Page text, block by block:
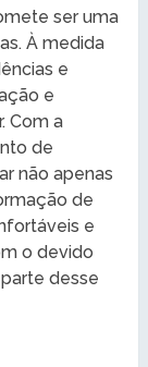
ser uma
À medida
e
e
Com a
de
não apenas
de
e
o devido
desse